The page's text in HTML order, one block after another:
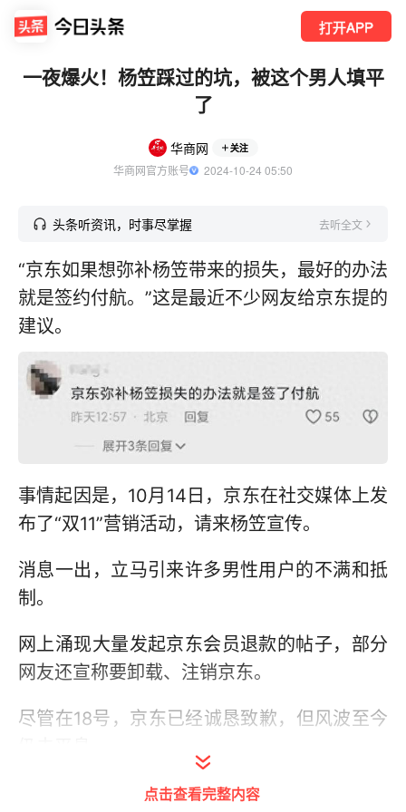
打开APP
一夜爆火！杨笠踩过的坑，被这个男人填平
了
华商网 关注
华商网官方账号
  2024-10-24 05:50
头条听资讯，时事尽掌握 去听全文
“京东如果想弥补杨笠带来的损失，最好的办法
就是签约付航。”这是最近不少网友给京东提的
建议。
事情起因是，10月14日，京东在社交媒体上发
布了“双11”营销活动，请来杨笠宣传。
消息一出，立马引来许多男性用户的不满和抵
制。
网上涌现大量发起京东会员退款的帖子，部分
网友还宣称要卸载、注销京东。
尽管在18号，京东已经诚恳致歉，但风波至今
点击查看完整内容